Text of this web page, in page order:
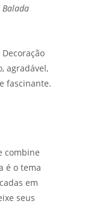
Balada
agradável,
fascinante.
combine
é o tema
em
seus